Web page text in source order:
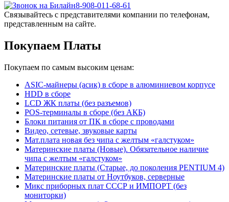
8-908-011-68-61
Связывайтесь с представителями компании по телефонам,
представленным на сайте.
Покупаем Платы
Покупаем по самым высоким ценам:
ASIC-майнеры (асик) в сборе в алюминиевом корпусе
HDD в сборе
LCD ЖК платы (без разъемов)
POS-терминалы в сборе (без АКБ)
Блоки питания от ПК в сборе с проводами
Видео, сетевые, звуковые карты
Мат.плата новая без чипа с желтым «галстуком»
Материнские платы (Новые). Обязательное наличие
чипа с желтым «галстуком»
Материнские платы (Старые, до поколения PENTIUM 4)
Материнские платы от Ноутбуков, серверные
Микс приборных плат СССР и ИМПОРТ (без
мониторки)